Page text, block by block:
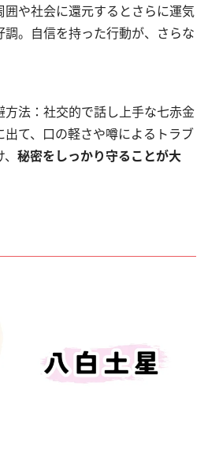
や社会に還元するとさらに運気
。自信を持った行動が、さらな
法：社交的で話し上手な七赤金
て、口の軽さや噂によるトラブ
秘密をしっかり守ることが大